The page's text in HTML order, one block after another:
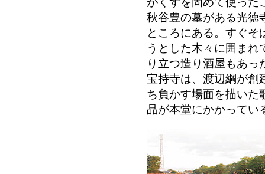
秋谷豊の墓がある光徳
ところにある。すぐそ
うとした木々に囲ま
り立つ造り酒屋もあっ
宝持寺は、渡辺綱が創
ち負かす場面を描いた
品が本堂にかかってい